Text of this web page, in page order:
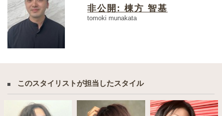
非公開: 棟方 智基
tomoki munakata
このスタイリストが担当したスタイル